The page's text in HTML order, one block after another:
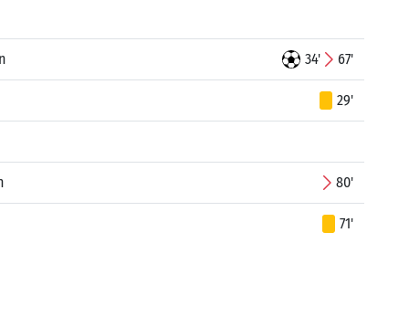
34' 67'
29'
80'
71'